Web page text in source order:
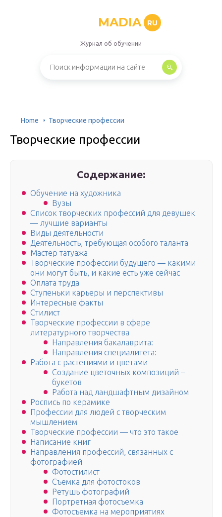
MADIA RU
Журнал об обучении
Home Творческие профессии
Творческие профессии
Содержание:
Обучение на художника
Вузы
Список творческих профессий для девушек
— лучшие варианты
Виды деятельности
Деятельность, требующая особого таланта
Мастер татуажа
Творческие профессии будущего — какими
они могут быть, и какие есть уже сейчас
Оплата труда
Ступеньки карьеры и перспективы
Интересные факты
Стилист
Творческие профессии в сфере
литературного творчества
Направления бакалаврита:
Направления специалитета:
Работа с растениями и цветами
Создание цветочных композиций –
букетов
Работа над ландшафтным дизайном
Роспись по керамике
Профессии для людей с творческим
мышлением
Творческие профессии — что это такое
Написание книг
Направления профессий, связанных с
фотографией
Фотостилист
Съемка для фотостоков
Ретушь фотографий
Портретная фотосъемка
Фотосъемка на мероприятиях